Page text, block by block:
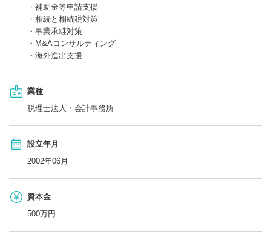
・補助金等申請支援
・相続と相続税対策
・事業承継対策
・M&Aコンサルティング
・海外進出支援
業種
税理士法人・会計事務所
設立年月
2002年06月
資本金
500万円